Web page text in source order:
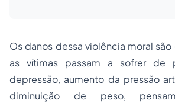
Os danos dessa violência moral
as vítimas passam a sofrer de
depressão, aumento da pressão
diminuição de peso,